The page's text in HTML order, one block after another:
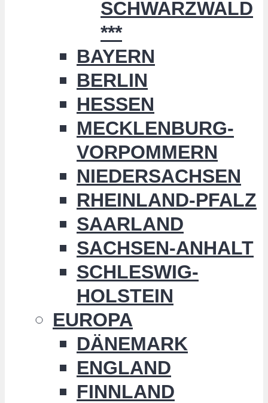
SCHWARZWALD
***
BAYERN
BERLIN
HESSEN
MECKLENBURG-
VORPOMMERN
NIEDERSACHSEN
RHEINLAND-PFALZ
SAARLAND
SACHSEN-ANHALT
SCHLESWIG-
HOLSTEIN
EUROPA
DÄNEMARK
ENGLAND
FINNLAND